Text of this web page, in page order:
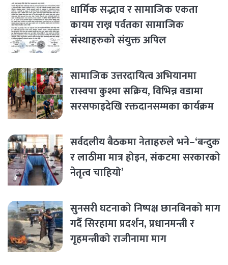
धार्मिक सद्भाव र सामाजिक एकता
कायम राख्न पर्वतका सामाजिक
संस्थाहरुको संयुक्त अपिल
सामाजिक उत्तरदायित्व अभियानमा
रास्वपा कुश्मा सक्रिय, विभिन्न वडामा
सरसफाइदेखि रक्तदानसम्मका कार्यक्रम
सर्वदलीय बैठकमा नेताहरुले भने–‘बन्दुक
र लाठीमा मात्र होइन, संकटमा सरकारको
नेतृत्व चाहियो’
सुनसरी घटनाको निष्पक्ष छानबिनको माग
गर्दै सिरहामा प्रदर्शन, प्रधानमन्त्री र
गृहमन्त्रीको राजीनामा माग